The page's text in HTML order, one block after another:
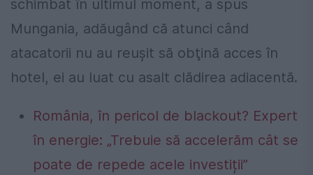
schimbat în ultimul moment, a spus
Mungania, adăugând că atunci când
atacatorii nu au reuşit să obţină acces în
hotel, ei au luat cu asalt clădirea adiacentă.
România, în pericol de blackout? Expert
în energie: „Trebuie să accelerăm cât se
poate de repede acele investiții”